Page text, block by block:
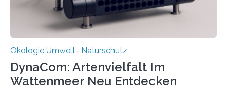
Ökologie Umwelt- Naturschutz
DynaCom: Artenvielfalt Im
Wattenmeer Neu Entdecken